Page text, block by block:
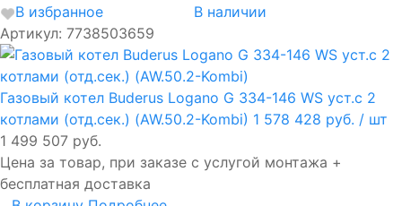
В избранное
В наличии
Артикул: 7738503659
Газовый котел Buderus Logano G 334-146 WS уст.с 2
котлами (отд.сек.) (AW.50.2-Kombi) 1 578 428 руб. / шт
1 499 507 руб.
Цена за товар, при заказе с услугой монтажа +
бесплатная доставка